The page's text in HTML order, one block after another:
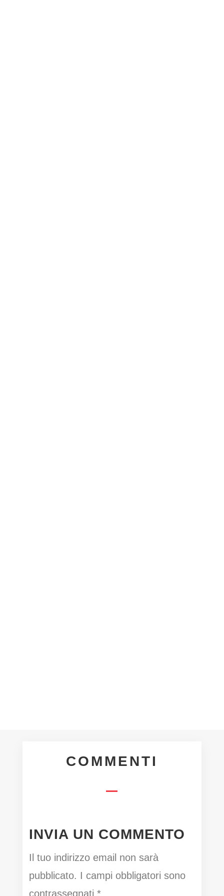
COMMENTI
INVIA UN COMMENTO
Il tuo indirizzo email non sarà
pubblicato. I campi obbligatori sono
contrassegnati*